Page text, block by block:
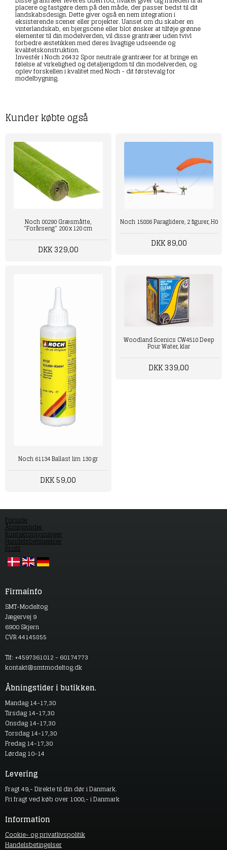
placere og fastgøre dem på den måde, der passer bedst til dit
landskabsdesign. Dette giver også en nem integration i
eksisterende scener eller projekter. Uanset om du skaber en
vinterlandskab, en bjergscene eller blot ønsker at tilføje grønne
elementer til din modelverden, vil disse grantræer uden tvivl
forbedre æstetikken med deres livagtige udseende og
kvalitetskonstruktion.
Investér i Noch 26432 Spor neutrale grantræer for at bringe en
følelse af virkelighed og detaljerigdom til din modelverden, og
oplev forskellen i kvalitet med Noch - dit førstevalg for
modelbygning.
Kunder købte også
Noch 00290 Græsmåtte,
"Forårseng" 200 x 120 cm
DKK 329,00
Noch 15886 Paraglidere, 2 figurer, H0
DKK 89,00
Noch 61134 Ballast lim 130 gr
DKK 59,00
Woodland Scenics CW4510 Deep
Pour Water, klar
DKK 339,00
Forside
Åbningstider
Kontaktoplysninger
Handelsbetingelser
Profil
Firmainfo
SMT-Modeltog
Jægervej 9
6900 Skjern
CVR 44145855
Tlf: +4597361012 - 60174773
kontakt@smtmodeltog.dk
Åbningstider i butikken.
Mandag 14-17,30
Tirsdag 14-17,30
Onsdag 14-17,30
Torsdag 14-17,30
Fredag 14-17,30
Lørdag 10-14
Levering
Fragt 49,- Direkte til din dør i Danmark.
Fri fragt ved køb over 1000,- i Danmark
Information
Cookie- og privatlivspolitik
Handelsbetingelser